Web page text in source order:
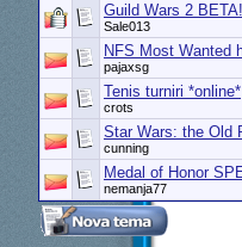
Guild Wars 2
Sale013
NFS Most Wanted
pajaxsg
Tenis turniri *online*
crots
Star Wars: the Old
cunning
Medal of Honor
nemanja77